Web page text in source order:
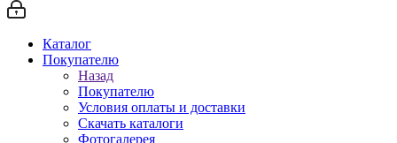
Каталог
Покупателю
Назад
Покупателю
Условия оплаты и доставки
Скачать каталоги
Фотогалерея